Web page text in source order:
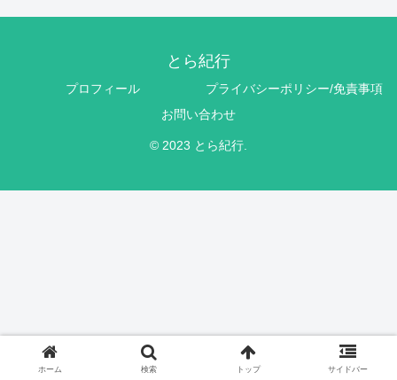
とら紀行
プロフィール
プライバシーポリシー/免責事項
お問い合わせ
© 2023 とら紀行.
ホーム 検索 トップ サイドバー